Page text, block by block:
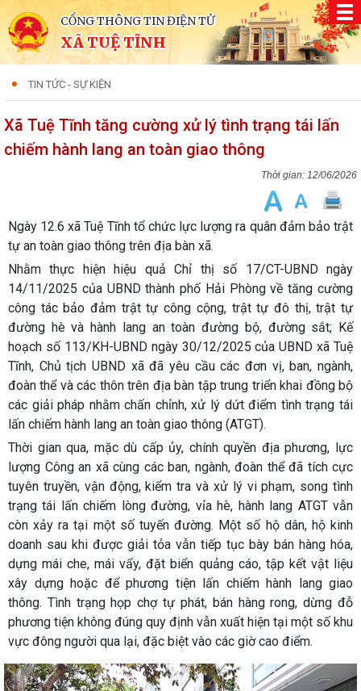
CỔNG THÔNG TIN ĐIỆN TỬ
XÃ TUỆ TĨNH
TIN TỨC - SỰ KIỆN
Xã Tuệ Tĩnh tăng cường xử lý tình trạng tái lấn
chiếm hành lang an toàn giao thông
12/06/2026
Ngày 12.6 xã Tuệ Tĩnh tổ chức lực lượng ra quân đảm bảo trật
tự an toàn giao thông trên địa bàn xã.
Nhằm thực hiện hiệu quả Chỉ thị số 17/CT-UBND ngày
14/11/2025 của UBND thành phố Hải Phòng về tăng cường
công tác bảo đảm trật tự công cộng, trật tự đô thị, trật tự
đường hè và hành lang an toàn đường bộ, đường sắt; Kế
hoạch số 113/KH-UBND ngày 30/12/2025 của UBND xã Tuệ
Tĩnh, Chủ tịch UBND xã đã yêu cầu các đơn vị, ban, ngành,
đoàn thể và các thôn trên địa bàn tập trung triển khai đồng bộ
các giải pháp nhằm chấn chỉnh, xử lý dứt điểm tình trạng tái
lấn chiếm hành lang an toàn giao thông (ATGT).
Thời gian qua, mặc dù cấp ủy, chính quyền địa phương, lực
lượng Công an xã cùng các ban, ngành, đoàn thể đã tích cực
tuyên truyền, vận động, kiểm tra và xử lý vi phạm, song tình
trạng tái lấn chiếm lòng đường, vỉa hè, hành lang ATGT vẫn
còn xảy ra tại một số tuyến đường. Một số hộ dân, hộ kinh
doanh sau khi được giải tỏa vẫn tiếp tục bày bán hàng hóa,
dựng mái che, mái vẩy, đặt biển quảng cáo, tập kết vật liệu
xây dựng hoặc để phương tiện lấn chiếm hành lang giao
thông. Tình trạng họp chợ tự phát, bán hàng rong, dừng đỗ
phương tiện không đúng quy định vẫn xuất hiện tại một số khu
vực đông người qua lại, đặc biệt vào các giờ cao điểm.